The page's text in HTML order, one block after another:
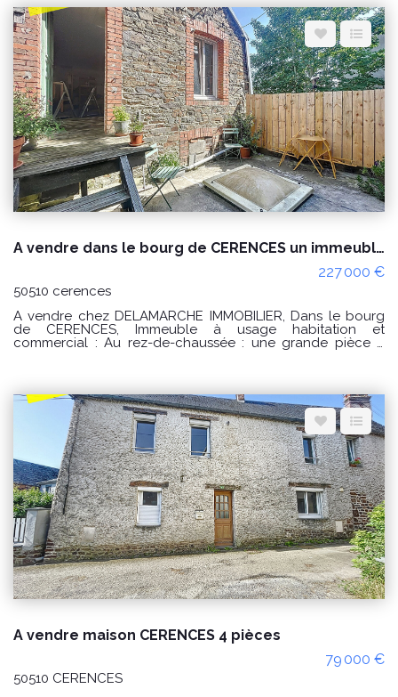
une avec placard. -un garage. Le tout sur un terrain
d'environ 571m². Prix : 238000 € honoraires à la charge du
vendeur. Classe énergie : D (246) Classe climat : B (7)
Montant estimé des dépenses annuelles d'énergie pour un
usage standard : entre 1450 € et 2030 € / an. Prix moyens
des énergies indexés sur les années 2021, 2022 et 2023
(abonnements compris) "Les informations sur les risques
auxquels ce bien est exposé sont disponibles sur le site
Géorisques : www.georisques.gouv.fr" POUR VISITER :
DELAMARCHE IMMOBILIER, Florian GINARD 07.86.27.44.34
A vendre dans le bourg de CERENCES un immeuble à usage habitation et commercial
227 000 €
50510 cerences
A vendre chez DELAMARCHE IMMOBILIER, Dans le bourg
de CERENCES, Immeuble à usage habitation et
commercial : Au rez-de-chaussée : une grande pièce à
desservant un salon - séjour , une cuisine aménagée et
équipée , toilettes et accès à une terrasse . Au deuxième :
un palier desservant trois chambres , une salle de bains et
toilettes. Au troisième étage : palier desservant une suite
parentale avec salle d'eau privative et toilettes. Par l'accès
à la terrasse un dépendances sur trois niveau avec un
accès indépendant. Grande dépendance sur trois niveaux
de 120 m2 PRIX : 227000€ Honoraires à la charge du
vendeur. Classe énergie : C (157) Classe climat : B (6)
Montant estimé des dépenses annuelles d'énergie pour un
usage standard : entre 2560 € et 3510€ / an Date de
référence des prix de l'énergie utilisés pour établir cette
estimation sur les années 2021, 2022 et 2023 (abonnements
compris). "Les informations sur les risques auxquels ce bien
est exposé sont disponibles sur le site Géorisques :
www.georisques.gouv.fr" Pour visiter : Agence
A vendre maison CERENCES 4 pièces
79 000 €
50510 CERENCES